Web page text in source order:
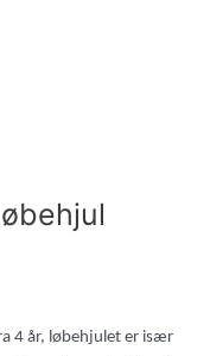
4 år, løbehjulet er især